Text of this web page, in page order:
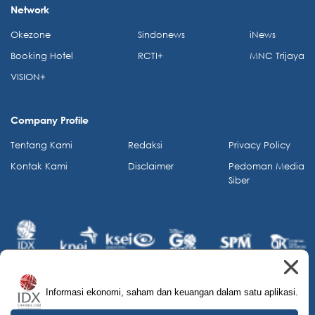
Informasi ekonomi, saham dan keuangan dalam satu aplikasi.
Network
Okezone
Booking Hotel
VISION+
Sindonews
RCTI+
iNews
MNC Trijaya
Company Profile
Tentang Kami
Kontak Kami
Redaksi
Disclaimer
Privacy Policy
Pedoman Media
Siber
© 2026 IDX Channel. All Rights Reserved.